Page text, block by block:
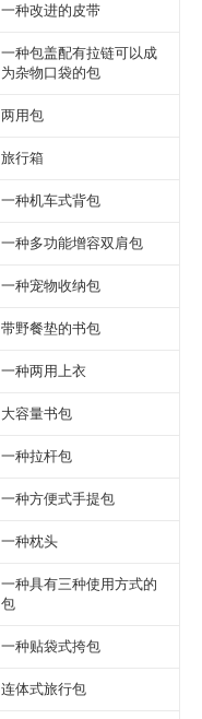
一种改进的皮带
一种包盖配有拉链可以成
为杂物口袋的包
两用包
旅行箱
一种机车式背包
一种多功能增容双肩包
一种宠物收纳包
带野餐垫的书包
一种两用上衣
大容量书包
一种拉杆包
一种方便式手提包
一种枕头
一种具有三种使用方式的
包
一种贴袋式挎包
连体式旅行包